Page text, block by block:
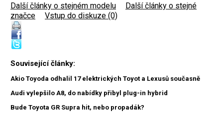
Další články o stejném modelu
Další články o stejné
značce
Vstup do diskuze (0)
Související články:
Akio Toyoda odhalil 17 elektrických Toyot a Lexusů současně
Audi vylepšilo A8, do nabídky přibyl plug-in hybrid
Bude Toyota GR Supra hit, nebo propadák?